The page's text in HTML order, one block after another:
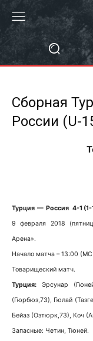
Сборная
России (U-
Турция — Россия 4-1 (1-
9 февраля 2018
Арена».
Начало матча – 13:00
Товарищеский матч.
Турция: Эрсунар
(Гюрбюз,73), Гюлай
Бейаз (Озтюрк,73), Коч
Запасные: Четин, Тюней.